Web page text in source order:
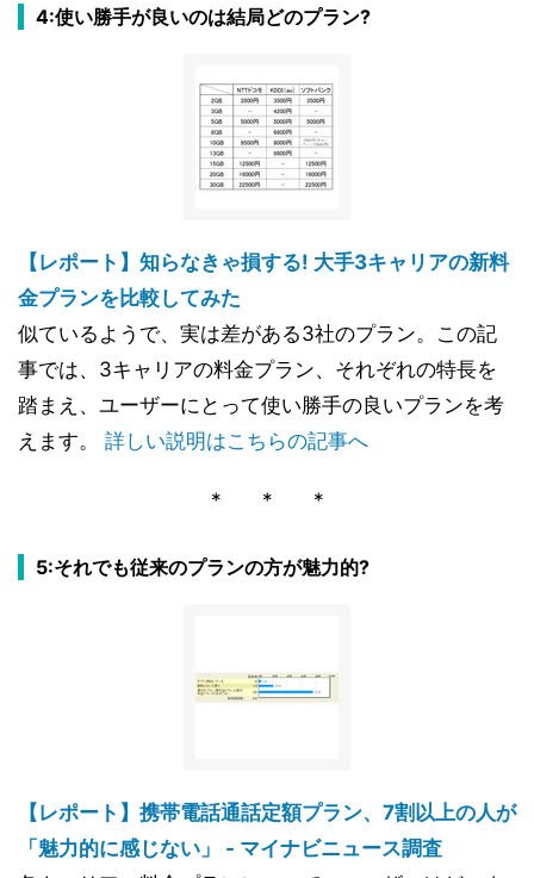
4:使い勝手が良いのは結局どのプラン?
【レポート】知らなきゃ損する! 大手3キャリアの新料
金プランを比較してみた
似ているようで、実は差がある3社のプラン。この記
事では、3キャリアの料金プラン、それぞれの特長を
踏まえ、ユーザーにとって使い勝手の良いプランを考
えます。 詳しい説明はこちらの記事へ
* * *
5:それでも従来のプランの方が魅力的?
【レポート】携帯電話通話定額プラン、7割以上の人が
「魅力的に感じない」 - マイナビニュース調査